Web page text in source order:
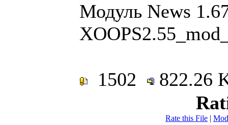
Модуль News
1502
822.26
Rate this File |